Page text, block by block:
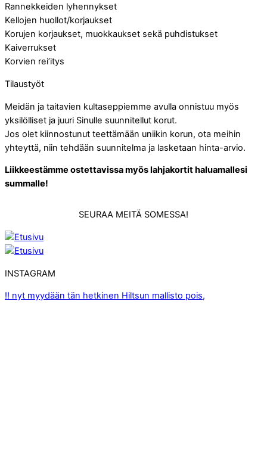
Rannekkeiden lyhennykset
Kellojen huollot/korjaukset
Korujen korjaukset, muokkaukset sekä puhdistukset
Kaiverrukset
Korvien rei’itys
Tilaustyöt
Meidän ja taitavien kultaseppiemme avulla onnistuu myös
yksilölliset ja juuri Sinulle suunnitellut korut.
Jos olet kiinnostunut teettämään uniikin korun, ota meihin
yhteyttä, niin tehdään suunnitelma ja lasketaan hinta-arvio.
Liikkeestämme ostettavissa myös lahjakortit haluamallesi
summalle!
SEURAA MEITÄ SOMESSA!
INSTAGRAM
‼️ nyt myydään tän hetkinen Hiltsun mallisto pois,